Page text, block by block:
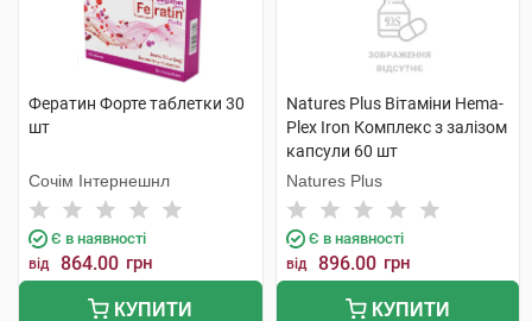
Фератин Форте таблетки 30
шт
Сочім Інтернешнл
Є в наявності
від 864.00 грн
КУПИТИ
Natures Plus Вітаміни Hema-
Plex Iron Комплекс з залізом
капсули 60 шт
Natures Plus
Є в наявності
від 896.00 грн
КУПИТИ